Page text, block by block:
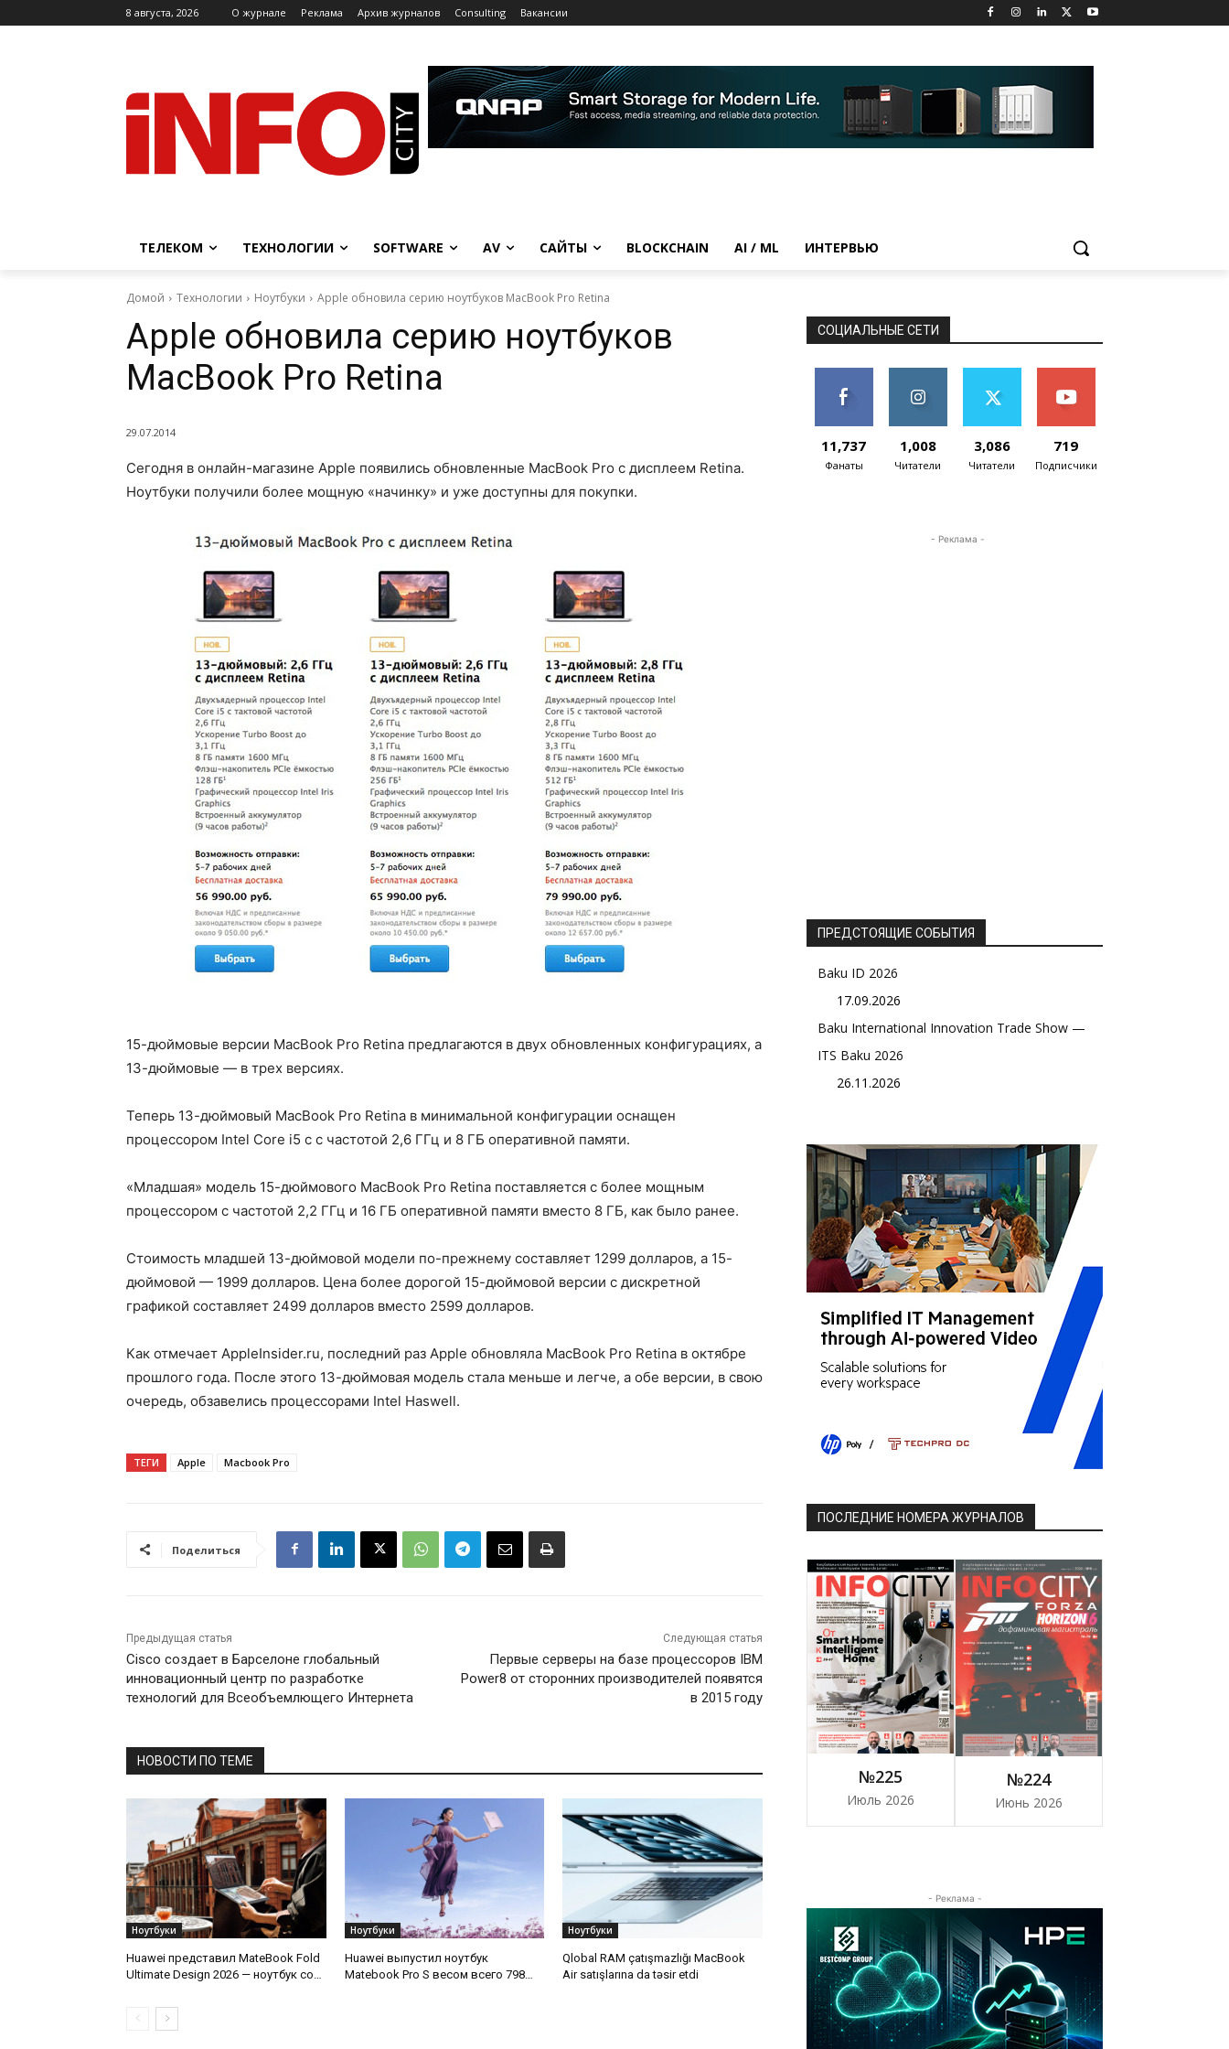
8 августа, 2026 O журнале Реклама Архив журналов Consulting Вакансии
ТЕЛЕКОМ ТЕХНОЛОГИИ SOFTWARE AV САЙТЫ BLOCKCHAIN AI / ML ИНТЕРВЬЮ
Домой Технологии Ноутбуки Apple обновила серию ноутбуков MacBook Pro Retina
Apple обновила серию ноутбуков
MacBook Pro Retina
29.07.2014
Сегодня в онлайн-магазине Apple появились обновленные MacBook Pro с дисплеем Retina.
Ноутбуки получили более мощную «начинку» и уже доступны для покупки.
15-дюймовые версии MacBook Pro Retina предлагаются в двух обновленных конфигурациях, а
13-дюймовые — в трех версиях.
Теперь 13-дюймовый MacBook Pro Retina в минимальной конфигурации оснащен
процессором Intel Core i5 c с частотой 2,6 ГГц и 8 ГБ оперативной памяти.
«Младшая» модель 15-дюймового MacBook Pro Retina поставляется с более мощным
процессором с частотой 2,2 ГГц и 16 ГБ оперативной памяти вместо 8 ГБ, как было ранее.
Стоимость младшей 13-дюймовой модели по-прежнему составляет 1299 долларов, а 15-
дюймовой — 1999 долларов. Цена более дорогой 15-дюймовой версии с дискретной
графикой составляет 2499 долларов вместо 2599 долларов.
Как отмечает AppleInsider.ru, последний раз Apple обновляла MacBook Pro Retina в октябре
прошлого года. После этого 13-дюймовая модель стала меньше и легче, а обе версии, в свою
очередь, обзавелись процессорами Intel Haswell.
ТЕГИ Apple Macbook Pro
Поделиться
Предыдущая статья
Cisco создает в Барселоне глобальный
инновационный центр по разработке
технологий для Всеобъемлющего Интернета
Следующая статья
Первые серверы на базе процессоров IBM
Power8 от сторонних производителей появятся
в 2015 году
НОВОСТИ ПО ТЕМЕ
Ноутбуки
Huawei представил MateBook Fold
Ultimate Design 2026 — ноутбук со
Ноутбуки
Huawei выпустил ноутбук
Matebook Pro S весом всего 798
Ноутбуки
Qlobal RAM çatışmazlığı MacBook
Air satışlarına da təsir etdi
СОЦИАЛЬНЫЕ СЕТИ
11,737
Фанаты
1,008
Читатели
3,086
Читатели
719
Подписчики
- Реклама -
ПРЕДСТОЯЩИЕ СОБЫТИЯ
Baku ID 2026
17.09.2026
Baku International Innovation Trade Show —
ITS Baku 2026
26.11.2026
ПОСЛЕДНИЕ НОМЕРА ЖУРНАЛОВ
№225
Июль 2026
№224
Июнь 2026
- Реклама -